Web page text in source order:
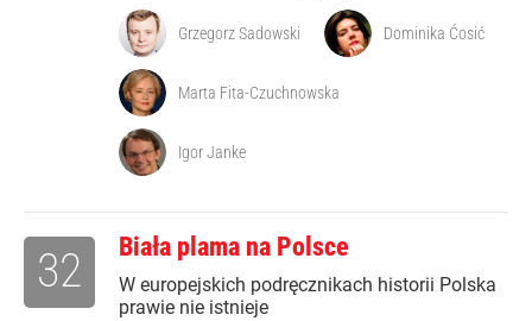
Grzegorz Sadowski Dominika Ćosić
Marta Fita-Czuchnowska
Igor Janke
Biała plama na Polsce
W europejskich podręcznikach historii Polska
prawie nie istnieje
32